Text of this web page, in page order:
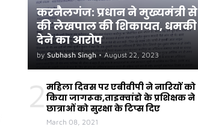
करनैलगंज: प्रधान ने मुख्यमंत्री से
की लेखपाल की शिकायत, धमकी
देने का आरोप
by Subhash Singh • August 22, 2023
2 महिला दिवस पर एबीवीपी ने नारियों को
किया जागरूक,ताइक्वांडो के प्रशिक्षक ने
छात्राओं को सुरक्षा के टिप्स दिए
March 08, 2021